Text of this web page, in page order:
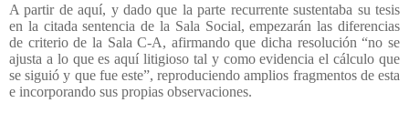
A partir de aquí, y dado que la parte recurrente sustentaba su tesis
en la citada sentencia de la Sala Social, empezarán las diferencias
de criterio de la Sala C-A, afirmando que dicha resolución “no se
ajusta a lo que es aquí litigioso tal y como evidencia el cálculo que
se siguió y que fue este”, reproduciendo amplios fragmentos de esta
e incorporando sus propias observaciones.